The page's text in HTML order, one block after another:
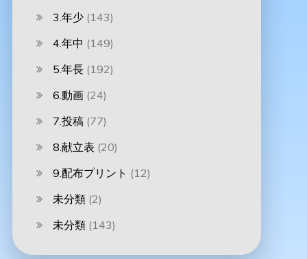
3.年少(143)
4.年中 (149)
5.年長(192)
6.動画(24)
7.投稿(77)
8.献立表 (20)
9.配布プリント (12)
未分類(2)
未分類(143)